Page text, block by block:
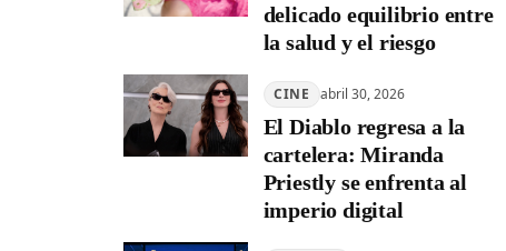
delicado equilibrio entre
la salud y el riesgo
CINE abril 30, 2026
El Diablo regresa a la
cartelera: Miranda
Priestly se enfrenta al
imperio digital